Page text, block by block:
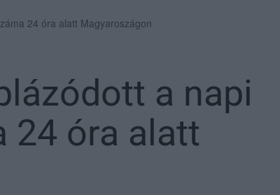
24 óra alatt Magyaroszágon
a napi
24 óra alatt